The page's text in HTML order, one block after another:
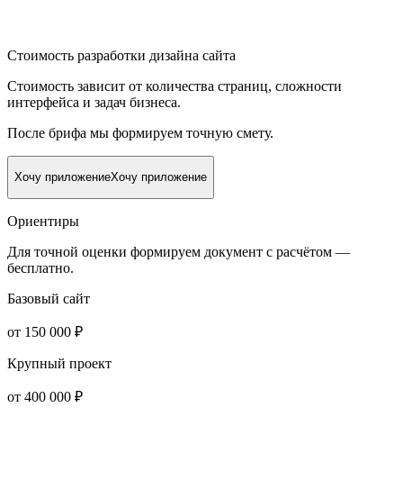
Стоимость разработки дизайна сайта
Стоимость зависит от количества страниц, сложности
интерфейса и задач бизнеса.
После брифа мы формируем точную смету.
Хочу приложениеХочу приложение
Ориентиры
Для точной оценки формируем документ с расчётом —
бесплатно.
Базовый сайт
от 150 000 ₽
Крупный проект
от 400 000 ₽